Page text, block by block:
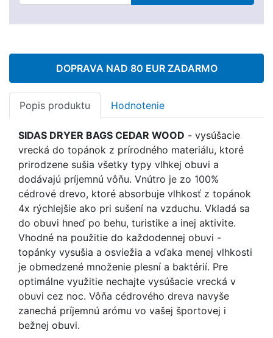
DOPRAVA NAD 80 EUR ZADARMO
Popis produktu Hodnotenie
SIDAS DRYER BAGS CEDAR WOOD - vysúšacie
vrecká do topánok z prírodného materiálu, ktoré
prirodzene sušia všetky typy vlhkej obuvi a
dodávajú príjemnú vôňu. Vnútro je zo 100%
cédrové drevo, ktoré absorbuje vlhkosť z topánok
4x rýchlejšie ako pri sušení na vzduchu. Vkladá sa
do obuvi hneď po behu, turistike a inej aktivite.
Vhodné na použitie do každodennej obuvi -
topánky vysušia a osviežia a vďaka menej vlhkosti
je obmedzené množenie plesní a baktérií. Pre
optimálne využitie nechajte vysúšacie vrecká v
obuvi cez noc. Vôňa cédrového dreva navyše
zanechá príjemnú arómu vo vašej športovej i
bežnej obuvi.